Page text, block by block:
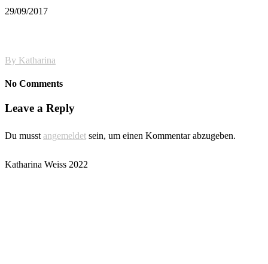
29/09/2017
By Katharina
No Comments
Leave a Reply
Du musst angemeldet sein, um einen Kommentar abzugeben.
Katharina Weiss 2022